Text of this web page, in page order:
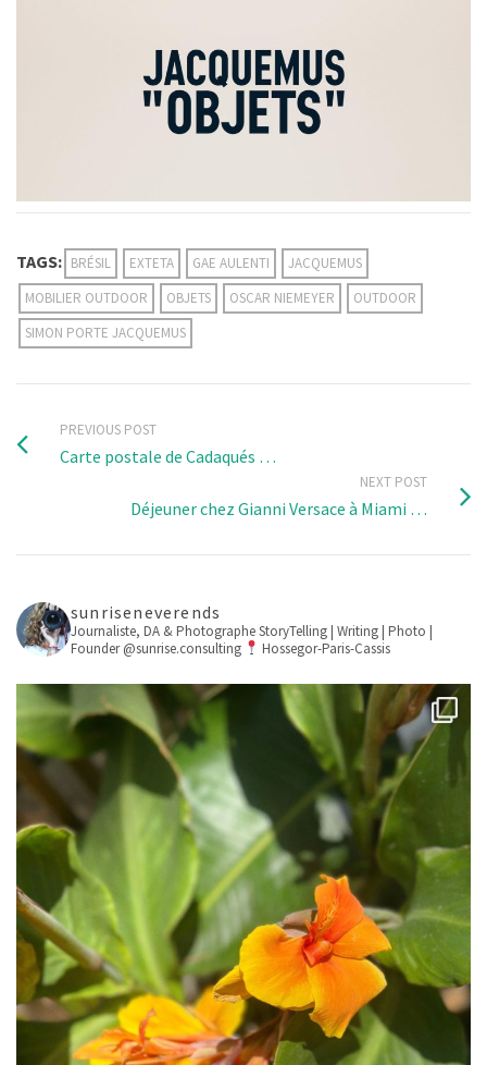
TAGS: BRÉSIL EXTETA GAE AULENTI
JACQUEMUS
MOBILIER OUTDOOR
OBJETS OSCAR NIEMEYER
OUTDOOR
SIMON PORTE JACQUEMUS
PREVIOUS POST
Carte postale de Cadaqués …
NEXT POST
Déjeuner chez Gianni Versace à Miami …
sunriseneverends
Journaliste, DA & PhotographeStoryTelling | Writing | Photo |
Founder @sunrise.consulting
Hossegor-Paris-Cassis